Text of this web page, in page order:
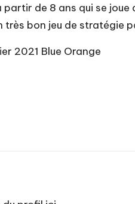
partir de 8 ans qui se
très bon jeu de stratégie
2021 Blue Orange